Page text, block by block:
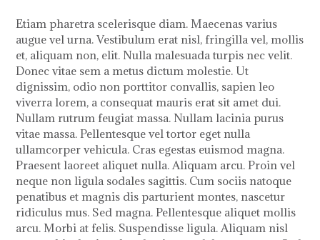
Etiam pharetra scelerisque diam. Maecenas varius
augue vel urna. Vestibulum erat nisl, fringilla vel, mollis
et, aliquam non, elit. Nulla malesuada turpis nec velit.
Donec vitae sem a metus dictum molestie. Ut
dignissim, odio non porttitor convallis, sapien leo
viverra lorem, a consequat mauris erat sit amet dui.
Nullam rutrum feugiat massa. Nullam lacinia purus
vitae massa. Pellentesque vel tortor eget nulla
ullamcorper vehicula. Cras egestas euismod magna.
Praesent laoreet aliquet nulla. Aliquam arcu. Proin vel
neque non ligula sodales sagittis. Cum sociis natoque
penatibus et magnis dis parturient montes, nascetur
ridiculus mus. Sed magna. Pellentesque aliquet mollis
arcu. Morbi at felis. Suspendisse ligula. Aliquam nisl